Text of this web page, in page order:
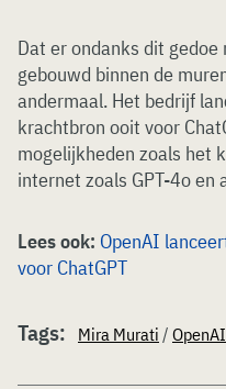
Dat er ondanks dit
gebouwd binnen de
andermaal. Het bedrijf
krachtbron ooit voor
mogelijkheden zoals het
internet zoals GPT-4o en
Lees ook: OpenAI
voor ChatGPT
Tags: Mira Murati / OpenAI